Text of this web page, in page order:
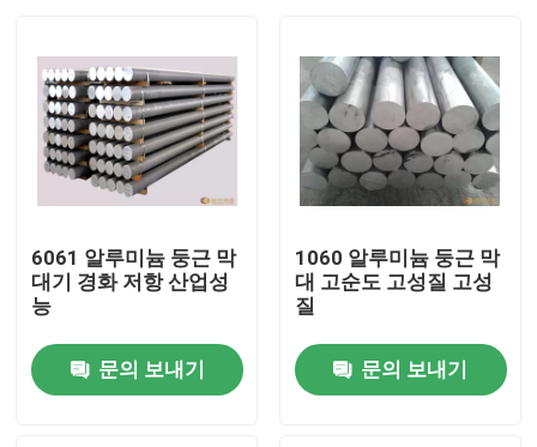
6061 알루미늄 둥근 막
대기 경화 저항 산업성
능
문의 보내기
1060 알루미늄 둥근 막
대 고순도 고성질 고성
질
문의 보내기